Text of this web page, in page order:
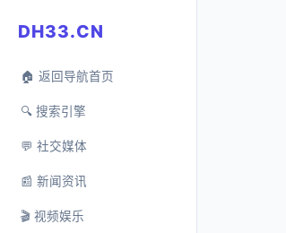
DH33.CN
🏠 返回导航首页
🔍 搜索引擎
💬 社交媒体
📰 新闻资讯
🎬 视频娱乐